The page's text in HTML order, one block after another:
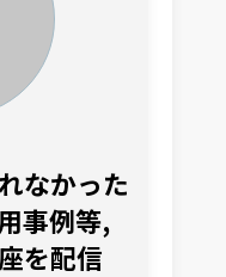
なかった
事例等,
を配信